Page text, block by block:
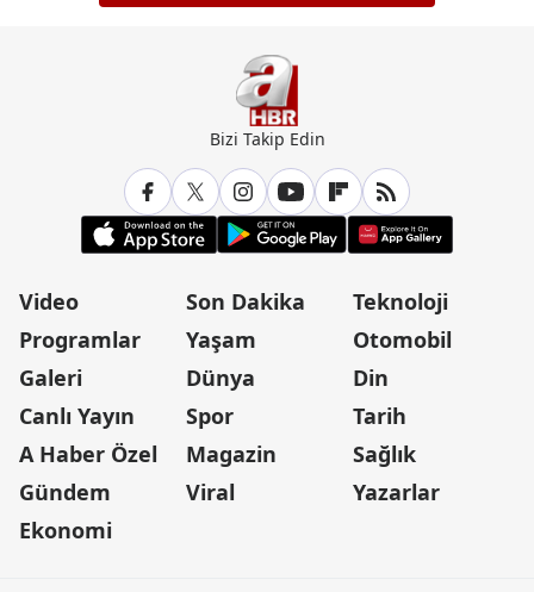
Bizi Takip Edin
Video
Programlar
Galeri
Canlı Yayın
A Haber Özel
Gündem
Ekonomi
Son Dakika
Yaşam
Dünya
Spor
Magazin
Viral
Teknoloji
Otomobil
Din
Tarih
Sağlık
Yazarlar